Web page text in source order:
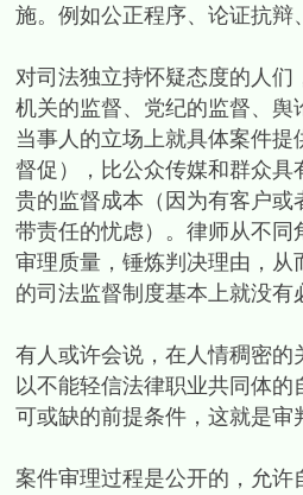
施。例如公正程序、论证抗
对司法独立持怀疑态度的人
机关的监督、党纪的监督、
当事人的立场上就具体案件
督促），比公众传媒和群众
贵的监督成本（因为有客户
带责任的忧虑）。律师从不
审理质量，锤炼判决理由，
的司法监督制度基本上就没有
有人或许会说，在人情稠密
以不能轻信法律职业共同体
可或缺的前提条件，这就是审
案件审理过程是公开的，允